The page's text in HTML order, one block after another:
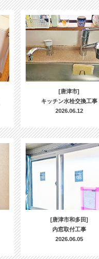
[唐津市]
キッチン水栓交換工事
2026.06.12
[唐津市和多田]
内窓取付工事
2026.06.05